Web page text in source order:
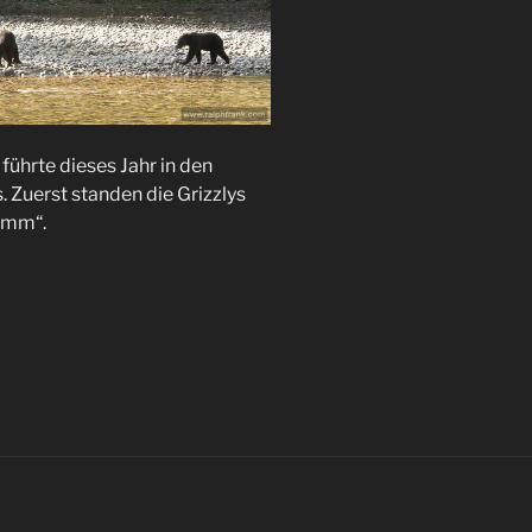
dieses Jahr in den
Zuerst standen die Grizzlys